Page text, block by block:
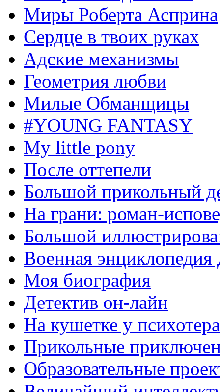
Миры Роберта Асприна
Сердце в твоих руках
Адские механизмы
Геометрия любви
Милые Обманщицы
#YOUNG FANTASY
My little pony
После оттепели
Большой прикольный
На грани: роман-
Большой
Военная энциклопедия
Моя биография
Детектив он-лайн
На кушетке у
Прикольные
Образовательные